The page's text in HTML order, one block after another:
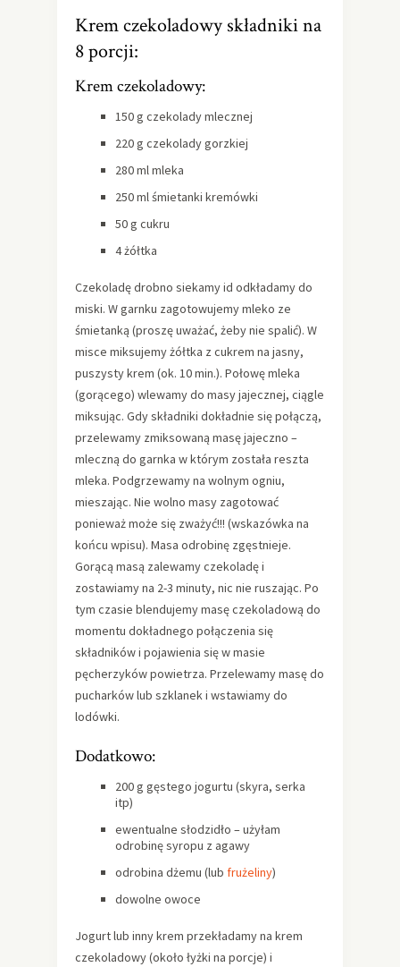
Krem czekoladowy składniki na
8 porcji:
Krem czekoladowy:
150 g czekolady mlecznej
220 g czekolady gorzkiej
280 ml mleka
250 ml śmietanki kremówki
50 g cukru
4 żółtka
Czekoladę drobno siekamy id odkładamy do
miski. W garnku zagotowujemy mleko ze
śmietanką (proszę uważać, żeby nie spalić). W
misce miksujemy żółtka z cukrem na jasny,
puszysty krem (ok. 10 min.). Połowę mleka
(gorącego) wlewamy do masy jajecznej, ciągle
miksując. Gdy składniki dokładnie się połączą,
przelewamy zmiksowaną masę jajeczno –
mleczną do garnka w którym została reszta
mleka. Podgrzewamy na wolnym ogniu,
mieszając. Nie wolno masy zagotować
ponieważ może się zważyć!!! (wskazówka na
końcu wpisu). Masa odrobinę zgęstnieje.
Gorącą masą zalewamy czekoladę i
zostawiamy na 2-3 minuty, nic nie ruszając. Po
tym czasie blendujemy masę czekoladową do
momentu dokładnego połączenia się
składników i pojawienia się w masie
pęcherzyków powietrza. Przelewamy masę do
pucharków lub szklanek i wstawiamy do
lodówki.
Dodatkowo:
200 g gęstego jogurtu (skyra, serka
itp)
ewentualne słodzidło – użyłam
odrobinę syropu z agawy
odrobina dżemu (lub frużeliny)
dowolne owoce
Jogurt lub inny krem przekładamy na krem
czekoladowy (około łyżki na porcje) i